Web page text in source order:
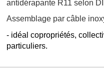
antidérapante R11 selon
Assemblage par câble
- idéal copropriétés,
particuliers.